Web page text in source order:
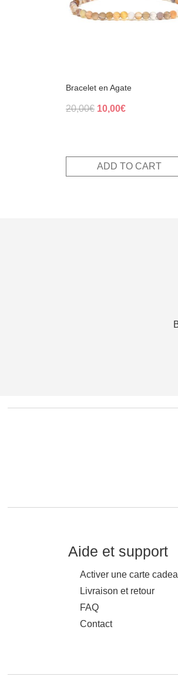
Bracelet en Agate
20,00€ Original
10,00€Current
ADD TO CART
Aide et support
Activer une carte
Livraison et retour
FAQ
Contact